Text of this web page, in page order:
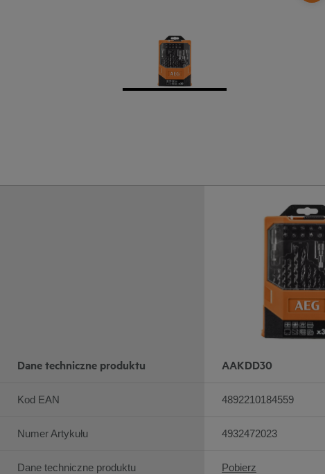
Dane techniczne produktu
Kod EAN
Numer Artykułu
Dane techniczne produktu
AAKDD30
4892210184559
4932472023
Pobierz